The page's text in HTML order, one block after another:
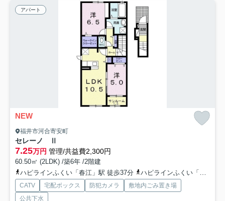
アパート
NEW
福井市河合寄安町
セレーノ Ⅱ
7.25万円 管理/共益費2,300円
60.50㎡ (2LDK) /築6年 /2階建
ハピラインふくい「春江」駅 徒歩37分
ハピラインふくい「森田」駅 徒歩40分
CATV 宅配ボックス 防犯カメラ
敷地内ごみ置き場
公共下水